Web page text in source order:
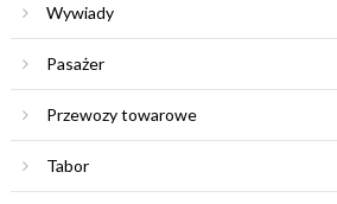
Wywiady
Pasażer
Przewozy towarowe
Tabor